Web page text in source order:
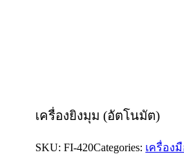
เครื่องยิงมุม (อัตโนมัต)
SKU:FI-420Categories: เครื่อง